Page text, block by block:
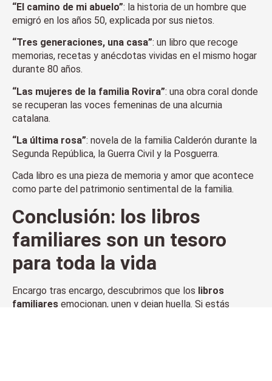
“El camino de mi abuelo”: la historia de un hombre que
emigró en los años 50, explicada por sus nietos.
“Tres generaciones, una casa”: un libro que recoge
memorias, recetas y anécdotas vividas en el mismo hogar
durante 80 años.
“Las mujeres de la familia Rovira”: una obra coral donde
se recuperan las voces femeninas de una alcurnia
catalana.
“La última rosa”: novela de la familia Calderón durante la
Segunda República, la Guerra Civil y la Posguerra.
Cada libro es una pieza de memoria y amor que acontece
como parte del patrimonio sentimental de la familia.
Conclusión: los libros
familiares son un tesoro
para toda la vida
Encargo tras encargo, descubrimos que los libros
familiares emocionan, unen y dejan huella. Si estás